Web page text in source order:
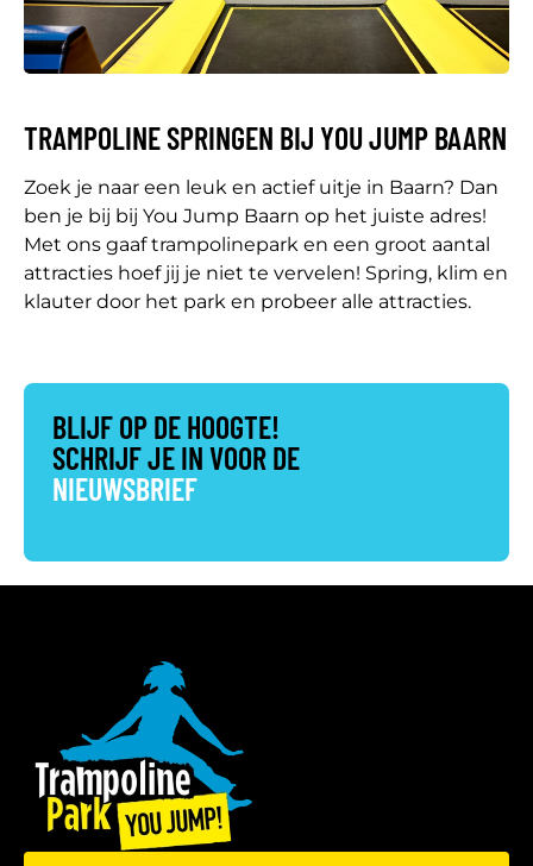
TRAMPOLINE SPRINGEN BIJ YOU JUMP BAARN
Zoek je naar een leuk en actief uitje in Baarn? Dan
ben je bij bij You Jump Baarn op het juiste adres!
Met ons gaaf trampolinepark en een groot aantal
attracties hoef jij je niet te vervelen! Spring, klim en
klauter door het park en probeer alle attracties.
BLIJF OP DE HOOGTE!
SCHRIJF JE IN VOOR DE
NIEUWSBRIEF